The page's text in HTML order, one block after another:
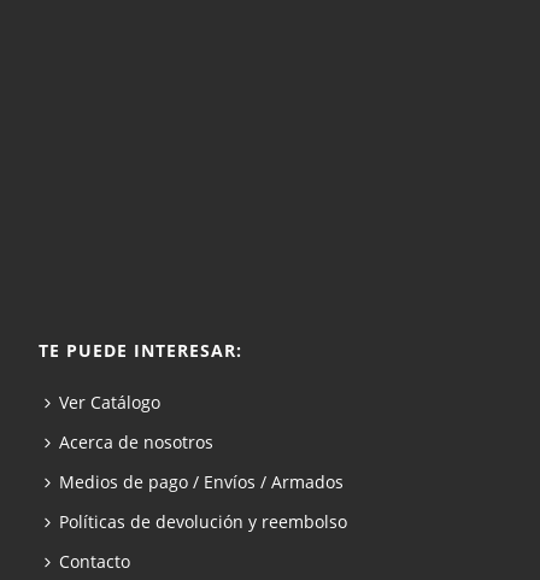
TE PUEDE INTERESAR:
Ver Catálogo
Acerca de nosotros
Medios de pago / Envíos / Armados
Políticas de devolución y reembolso
Contacto